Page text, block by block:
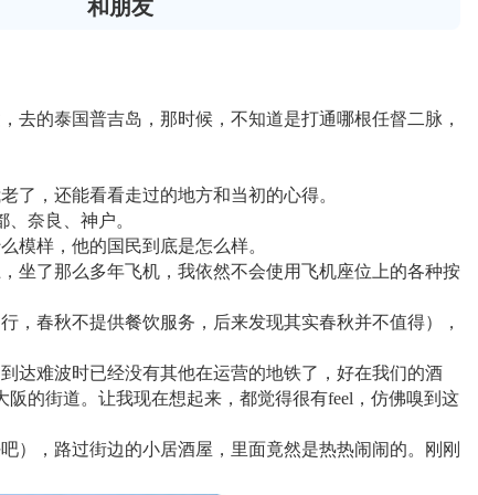
和朋友
去的泰国普吉岛，那时候，不知道是打通哪根任督二脉，
了，还能看看走过的地方和当初的心得。
奈良、神户。
模样，他的国民到底是怎么样。
坐了那么多年飞机，我依然不会使用飞机座位上的各种按
春秋不提供餐饮服务，后来发现其实春秋并不值得），
达难波时已经没有其他在运营的地铁了，好在我们的酒
的街道。让我现在想起来，都觉得很有feel，仿佛嗅到这
），路过街边的小居酒屋，里面竟然是热热闹闹的。刚刚